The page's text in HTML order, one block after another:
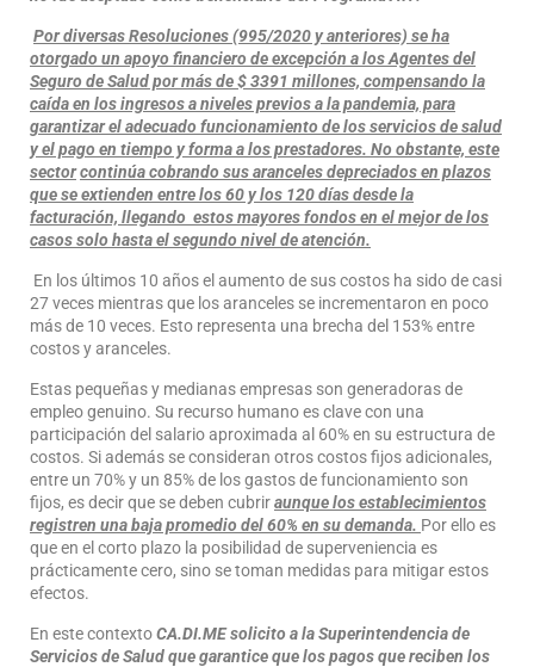
Por diversas Resoluciones (995/2020 y anteriores) se ha
otorgado un apoyo financiero de excepción a los Agentes del
Seguro de Salud por más de $ 3391 millones, compensando la
caída en los ingresos a niveles previos a la pandemia, para
garantizar el adecuado funcionamiento de los servicios de salud
y el pago en tiempo y forma a los prestadores. No obstante, este
sectorcontinúa cobrando sus aranceles depreciados en plazos
que se extienden entre los 60 y los 120 días desde la
facturación, llegando estos mayores fondos en el mejor de los
casos solo hasta el segundo nivel de atención.
En los últimos 10 años el aumento de sus costos ha sido de casi
27 veces mientras que los aranceles se incrementaron en poco
más de 10 veces. Esto representa una brecha del 153% entre
costos y aranceles.
Estas pequeñas y medianas empresas son generadoras de
empleo genuino. Su recurso humano es clave con una
participación del salario aproximada al 60% en su estructura de
costos. Si además se consideran otros costos fijos adicionales,
entre un 70% y un 85% de los gastos de funcionamiento son
fijos, es decir que se deben cubriraunque los establecimientos
registren una baja promedio del 60% en su demanda. Por ello es
que en el corto plazo la posibilidad de superveniencia es
prácticamente cero, sino se toman medidas para mitigar estos
efectos.
En este contextoCA.DI.ME solicito a la Superintendencia de
Servicios de Salud que garantice que los pagos que reciben los